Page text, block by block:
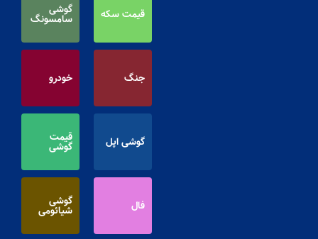
قیمت سکه گوشی
سامسونگ
جنگ خودرو
گوشی اپل قیمت
گوشی
فال گوشی
شیائومی